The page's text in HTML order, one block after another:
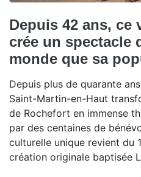
Depuis 42 ans, ce
crée un spectacle
monde que sa
Depuis plus de quarante
Saint-Martin-en-Haut
de Rochefort en immense
par des centaines de
culturelle unique revient du
création originale baptisée